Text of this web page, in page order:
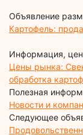
Объявление
Картофель:
Информация,
Цены рынка:
обработка
Полезная
Новости и
Следующее